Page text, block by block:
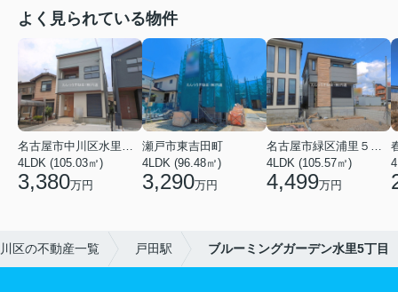
よく見られている物件
名古屋市中川区水里５丁目
4LDK (105.03㎡)
3,380万円
瀬戸市東吉田町
4LDK (96.48㎡)
3,290万円
名古屋市緑区浦里５丁目
4LDK (105.57㎡)
4,499万円
区の不動産一覧 戸田駅 ブルーミングガーデン水里5丁目